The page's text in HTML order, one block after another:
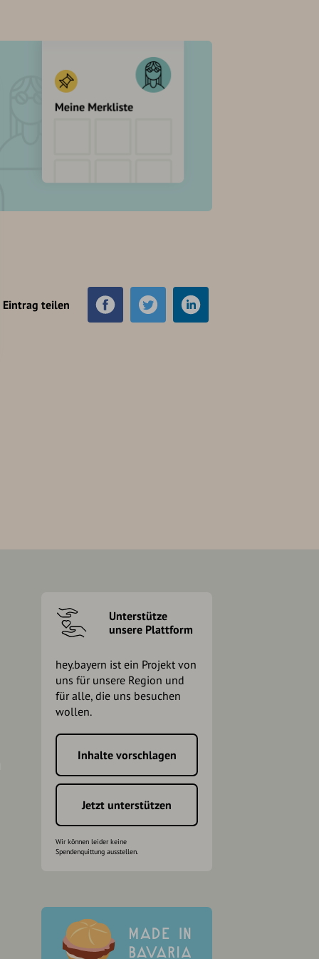
Eintrag teilen
Unterstütze
unsere Plattform
hey.bayern ist ein Projekt von
uns für unsere Region und
für alle, die uns besuchen
wollen.
Inhalte vorschlagen
Jetzt unterstützen
Wir können leider keine
Spendenquittung ausstellen.